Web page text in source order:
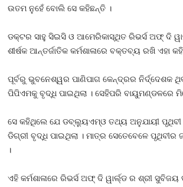
ଉତମ ନୁହେଁ ବୋଲି ସେ କହିଛନ୍ତି ।
ଡକ୍ଟର ସାହୁ ସିଇସି ଓ ଆମେରିକାସ୍ଥିତ ରିଭର୍ସ ଅଫ୍ ଦି
ଶୀର୍ଷକ ଆନ୍ତର୍ଜାତିକ କର୍ମଶାଳାରେ ବକ୍ତବ୍ୟ ରଖି ଏହା
ପୂର୍ବରୁ ଭୁବନେଶ୍ୱର ପାଣିପାଗ କେନ୍ଦ୍ରର ନିର୍ଦ୍ଦେଶକ
ପିପିଏମକୁ ବୃଦ୍ଧି ପାଇଥିଲା । ସେହିପରି ବାୟୁମଣ୍ଡଳରେ
ସେ କହିଥିଲେ ଯେ ଡବ୍ଲ୍ୟୁଏମ୍‌ଓ ତଥ୍ୟ ଅନୁଯାୟୀ ପୃଥିବୀ
ଡିଗ୍ରୀ ବୃଦ୍ଧି ପାଇଥିଲା । ମାତ୍ର ସେତେବେଳେ
।
ଏହି କର୍ମଶାଳାରେ ରିଭର୍ସ ଅଫ୍ ଦି ୱାର୍ଲ୍ଡ ର ଶ୍ରୀ